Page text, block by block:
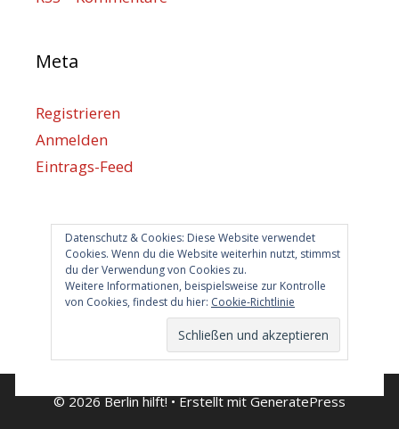
Datenschutz & Cookies: Diese Website verwendet
Cookies. Wenn du die Website weiterhin nutzt, stimmst
du der Verwendung von Cookies zu.
Weitere Informationen, beispielsweise zur Kontrolle
von Cookies, findest du hier: Cookie-Richtlinie
Meta
Registrieren
Anmelden
Eintrags-Feed
WordPress.org
Berlin hilft
info@berlin-hilft.com
© 2026 Berlin hilft!• Erstellt mitGeneratePress